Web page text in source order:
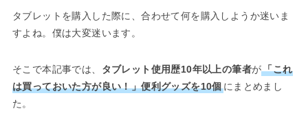
タブレットを購入した際に、合わせて何を購入しようか迷いま
すよね。僕は大変迷います。
そこで本記事では、 タブレット使用歴10年以上の筆者が「これ
は買っておいた方が良い！」便利グッズを10個にまとめまし
た。